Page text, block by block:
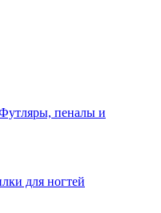
пеналы и
для ногтей